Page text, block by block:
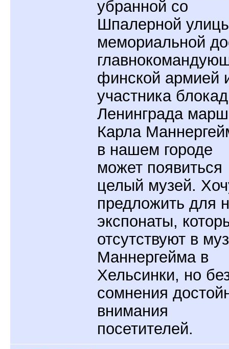
убранной со
Шпалерной
мемориальной
финской армией
участника
Ленинграда
Карла
в нашем городе
может появиться
целый музей.
предложить для
экспонаты,
отсутствуют в
Маннергейма в
Хельсинки, но
сомнения
внимания
посетителей.